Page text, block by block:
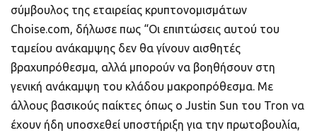
σύμβουλος της εταιρείας κρυπτονομισμάτων
Choise.com, δήλωσε πως “Οι επιπτώσεις αυτού του
ταμείου ανάκαμψης δεν θα γίνουν αισθητές
βραχυπρόθεσμα, αλλά μπορούν να βοηθήσουν στη
γενική ανάκαμψη του κλάδου μακροπρόθεσμα. Με
άλλους βασικούς παίκτες όπως ο Justin Sun του Tron να
έχουν ήδη υποσχεθεί υποστήριξη για την πρωτοβουλία,